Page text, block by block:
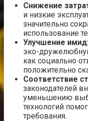
Снижение
и низкие
значительно
использование
Улучшение
эко-
как социально
положительно
Соответствие
законодателей
уменьшению
технологий
требования.